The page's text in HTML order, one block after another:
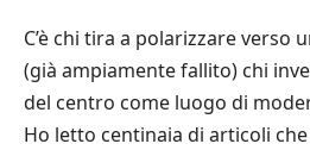
C’è chi tira a polarizzare verso
(già ampiamente fallito) chi
del centro come luogo di
Ho letto centinaia di articoli